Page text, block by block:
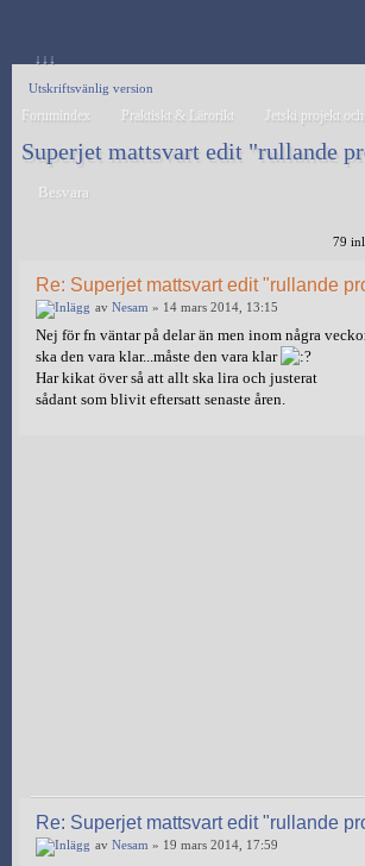
↓↓↓
Utskriftsvänlig version
Forumindex Praktiskt & Lärorikt Jetski projekt
Superjet mattsvart edit "rullande
Besvara
79
Re: Superjet mattsvart edit "rullande
av Nesam » 14 mars 2014, 13:15
Nej för fn väntar på delar än men inom några
ska den vara klar...måste den vara klar
Har kikat över så att allt ska lira och justerat
sådant som blivit eftersatt senaste åren.
Re: Superjet mattsvart edit "rullande
av Nesam » 19 mars 2014, 17:59